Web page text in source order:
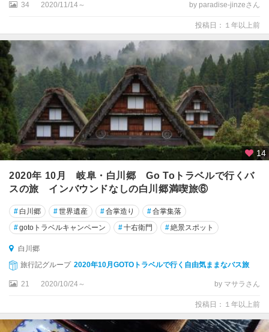
34 2020/11/14～ by paradise-jinzeさん
投稿日：１年以上前
14
2020年 10月 岐阜・白川郷 Go Toトラベルで行くバ
スの旅 インバウンドなしの白川郷満喫旅⑥
# 白川郷 #世界遺産 #合掌造り #合掌集落
#gotoトラベルキャンペーン #十右衛門 #絶景スポット
白川郷
旅行記グループ 2020年10月GOTOトラベルで行く自由気ままなバス旅
21 2020/10/24～ by マサラさん
投稿日：１年以上前